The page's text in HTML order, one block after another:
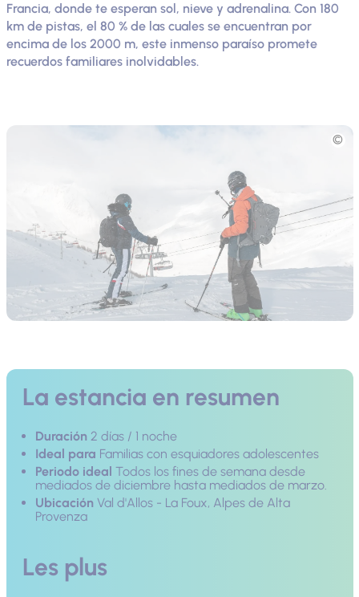
Francia, donde te esperan sol, nieve y adrenalina. Con 180
km de pistas, el 80 % de las cuales se encuentran por
encima de los 2000 m, este inmenso paraíso promete
recuerdos familiares inolvidables.
La estancia en resumen
Duración 2 días / 1 noche
Ideal para Familias con esquiadores adolescentes
Periodo ideal Todos los fines de semana desde
mediados de diciembre hasta mediados de marzo.
Ubicación Val d'Allos - La Foux, Alpes de Alta
Provenza
Les plus